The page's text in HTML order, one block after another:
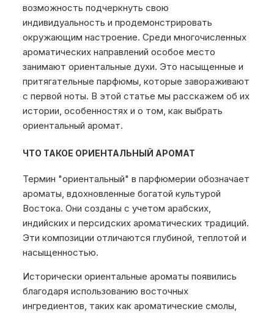
возможность подчеркнуть свою
индивидуальность и продемонстрировать
окружающим настроение. Среди многочисленных
ароматических направлений особое место
занимают ориентальные духи. Это насыщенные и
притягательные парфюмы, которые завораживают
с первой ноты. В этой статье мы расскажем об их
истории, особенностях и о том, как выбрать
ориентальный аромат.
ЧТО ТАКОЕ ОРИЕНТАЛЬНЫЙ АРОМАТ
Термин "ориентальный" в парфюмерии обозначает
ароматы, вдохновленные богатой культурой
Востока. Они созданы с учетом арабских,
индийских и персидских ароматических традиций.
Эти композиции отличаются глубиной, теплотой и
насыщенностью.
Исторически ориентальные ароматы появились
благодаря использованию восточных
ингредиентов, таких как ароматические смолы,